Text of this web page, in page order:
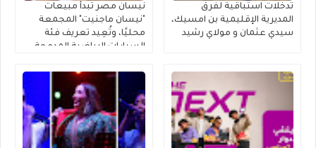
تدخلات استباقية لفرق
المديرية الإقليمية بن امسيك،
سيدي عثمان و مولاي رشيد
نيسان مصر تبدأ مبيعات
"نيسان ماجنيت" المجمعة
محليًا، وتُعِيد تعريف فئة
السيارات الرياضية المدمجة